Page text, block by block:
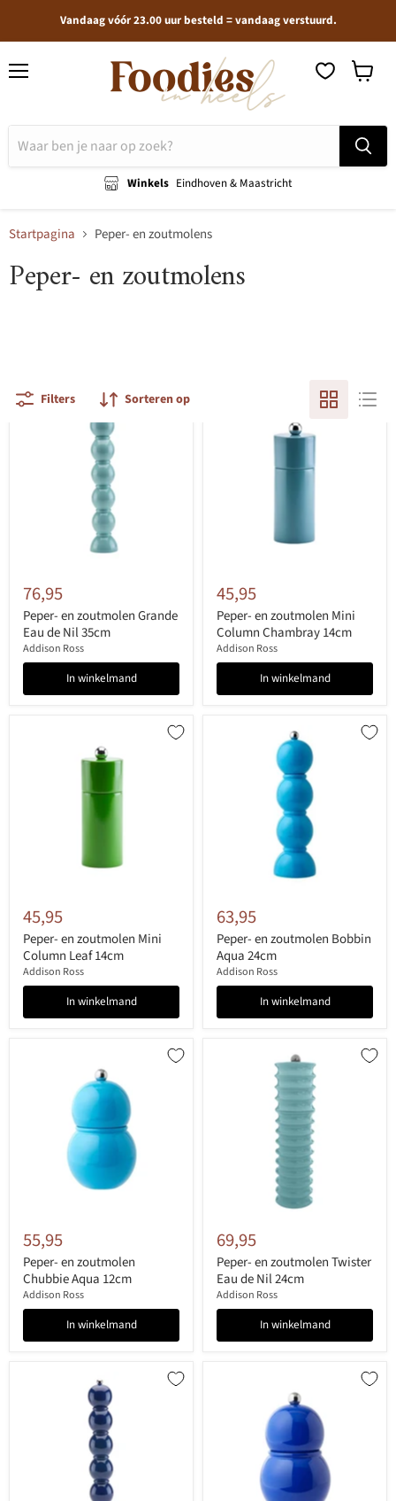
Vandaag vóór 23.00 uur besteld = vandaag verstuurd.
Winkels Eindhoven & Maastricht
Startpagina Peper- en zoutmolens
Peper- en zoutmolens
Filters Sorteren op
76,95
Peper- en zoutmolen Grande
Eau de Nil 35cm
Addison Ross
In winkelmand
45,95
Peper- en zoutmolen Mini
Column Chambray 14cm
Addison Ross
In winkelmand
45,95
Peper- en zoutmolen Mini
Column Leaf 14cm
Addison Ross
In winkelmand
63,95
Peper- en zoutmolen Bobbin
Aqua 24cm
Addison Ross
In winkelmand
55,95
Peper- en zoutmolen
Chubbie Aqua 12cm
Addison Ross
In winkelmand
69,95
Peper- en zoutmolen Twister
Eau de Nil 24cm
Addison Ross
In winkelmand